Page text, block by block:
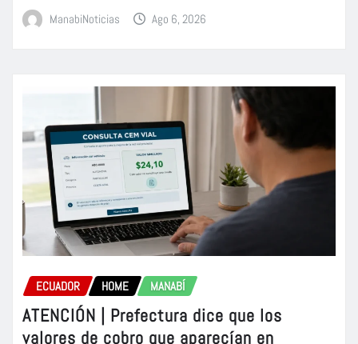
ManabiNoticias Ago 6, 2026
ECUADOR HOME MANABÍ
ATENCIÓN | Prefectura dice que los
valores de cobro que aparecían en